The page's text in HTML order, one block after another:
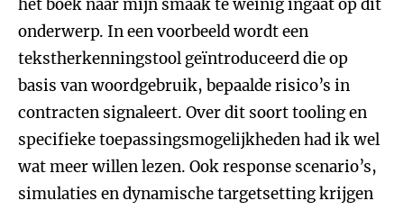
het boek naar mijn smaak te weinig ingaat op dit
onderwerp. In een voorbeeld wordt een
tekstherkenningstool geïntroduceerd die op
basis van woordgebruik, bepaalde risico’s in
contracten signaleert. Over dit soort tooling en
specifieke toepassingsmogelijkheden had ik wel
wat meer willen lezen. Ook response scenario’s,
simulaties en dynamische targetsetting krijgen